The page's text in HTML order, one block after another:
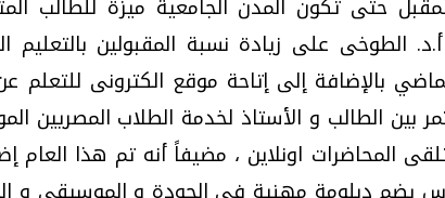
الطوخى على زيادة نسبة المقبولين بالتعليم
الماضي بالإضافة إلى إتاحة موقع الكترونى
بين الطالب و الأستاذ لخدمة الطلاب المصريين
المحاضرات اونلاين ، مضيفاً أنه تم هذا العام